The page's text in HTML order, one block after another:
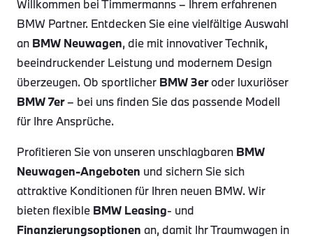
Willkommen bei Timmermanns – Ihrem erfahrenen
BMW Partner. Entdecken Sie eine vielfältige Auswahl
an BMW Neuwagen, die mit innovativer Technik,
beeindruckender Leistung und modernem Design
überzeugen. Ob sportlicher BMW 3eroder luxuriöser
BMW 7er– bei uns finden Sie das passende Modell
für Ihre Ansprüche.
Profitieren Sie von unseren unschlagbaren BMW
Neuwagen-Angeboten und sichern Sie sich
attraktive Konditionen für Ihren neuen BMW. Wir
bieten flexible BMW Leasing- und
Finanzierungsoptionen an, damit Ihr Traumwagen in